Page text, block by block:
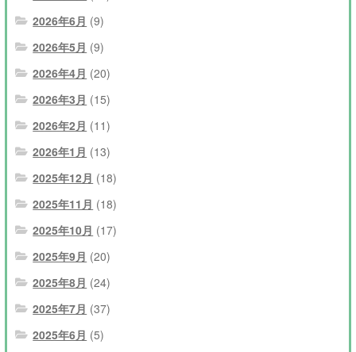
2026年6月 (9)
2026年5月 (9)
2026年4月 (20)
2026年3月 (15)
2026年2月 (11)
2026年1月 (13)
2025年12月 (18)
2025年11月 (18)
2025年10月 (17)
2025年9月 (20)
2025年8月 (24)
2025年7月 (37)
2025年6月 (5)